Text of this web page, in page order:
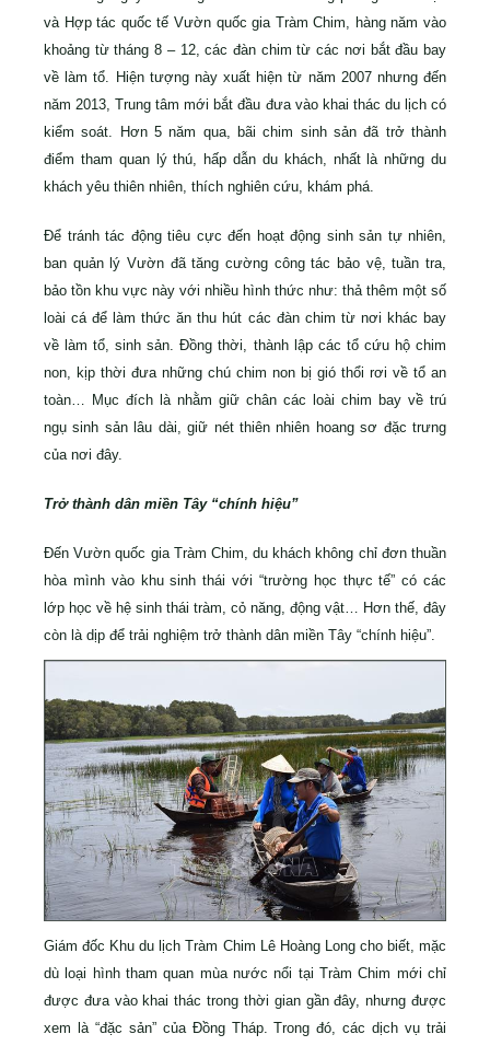
và Hợp tác quốc tế Vườn quốc gia Tràm Chim, hàng năm vào
khoảng từ tháng 8 – 12, các đàn chim từ các nơi bắt đầu bay
về làm tổ. Hiện tượng này xuất hiện từ năm 2007 nhưng đến
năm 2013, Trung tâm mới bắt đầu đưa vào khai thác du lịch có
kiểm soát. Hơn 5 năm qua, bãi chim sinh sản đã trở thành
điểm tham quan lý thú, hấp dẫn du khách, nhất là những du
khách yêu thiên nhiên, thích nghiên cứu, khám phá.
Để tránh tác động tiêu cực đến hoạt động sinh sản tự nhiên,
ban quản lý Vườn đã tăng cường công tác bảo vệ, tuần tra,
bảo tồn khu vực này với nhiều hình thức như: thả thêm một số
loài cá để làm thức ăn thu hút các đàn chim từ nơi khác bay
về làm tổ, sinh sản. Đồng thời, thành lập các tổ cứu hộ chim
non, kịp thời đưa những chú chim non bị gió thổi rơi về tổ an
toàn… Mục đích là nhằm giữ chân các loài chim bay về trú
ngụ sinh sản lâu dài, giữ nét thiên nhiên hoang sơ đặc trưng
của nơi đây.
Trở thành dân miền Tây “chính hiệu”
Đến Vườn quốc gia Tràm Chim, du khách không chỉ đơn thuần
hòa mình vào khu sinh thái với “trường học thực tế” có các
lớp học về hệ sinh thái tràm, cỏ năng, động vật… Hơn thế, đây
còn là dịp để trải nghiệm trở thành dân miền Tây “chính hiệu”.
Giám đốc Khu du lịch Tràm Chim Lê Hoàng Long cho biết, mặc
dù loại hình tham quan mùa nước nổi tại Tràm Chim mới chỉ
được đưa vào khai thác trong thời gian gần đây, nhưng được
xem là “đặc sản” của Đồng Tháp. Trong đó, các dịch vụ trải